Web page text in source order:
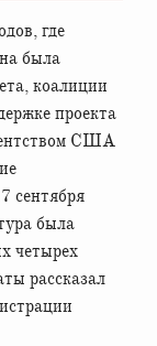
была
коалиции
проекта
США
сентября
была
четырех
рассказал